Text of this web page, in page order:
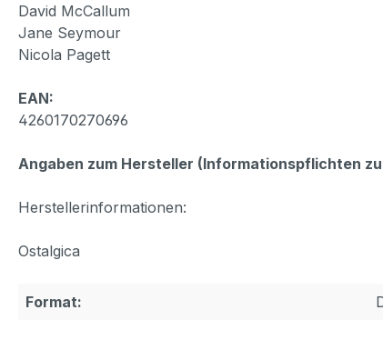
David McCallum
Jane Seymour
Nicola Pagett
EAN:
4260170270696
Angaben zum Hersteller (Informationspflichten
Herstellerinformationen:
Ostalgica
Format: